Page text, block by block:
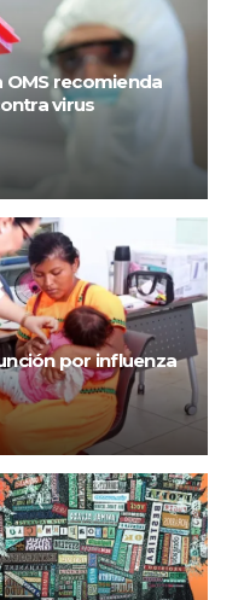
OMS recomienda
virus
por influenza